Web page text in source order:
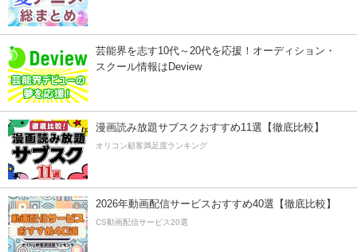
芸能界を志す10代～20代を応援！オーディション・
スクール情報はDeview
漫画読み放題サブスクおすすめ11選【徹底比較】
オリコン顧客満足度ランキング
2026年動画配信サービスおすすめ40選【徹底比較】
CS動画配信サービス20選